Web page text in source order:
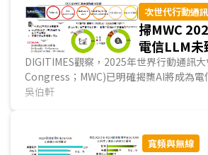
次世代行動通訊
掃MWC
電信LLM未
DIGITIMES觀察，2025年世界行動通訊
Congress；MWC)已明確揭櫫AI將成為電
技術，同時也是協助電信產業在後5G世代
吳伯軒
寬頻與無線